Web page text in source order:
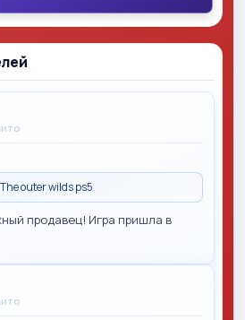
outer wilds ps5
продавец! Игра пришла в